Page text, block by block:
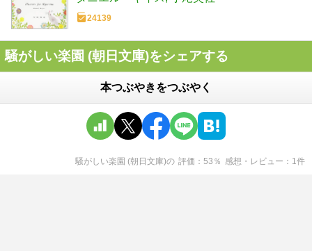
24139
騒がしい楽園 (朝日文庫)をシェアする
本つぶやきをつぶやく
騒がしい楽園 (朝日文庫)の 評価 53 ％ 感想・レビュー 1件